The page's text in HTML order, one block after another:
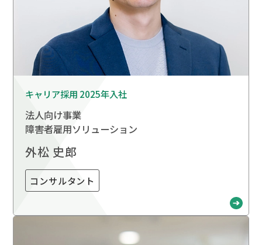
キャリア採用 2025年入社
法人向け事業
障害者雇用ソリューション
外松 史郎
コンサルタント